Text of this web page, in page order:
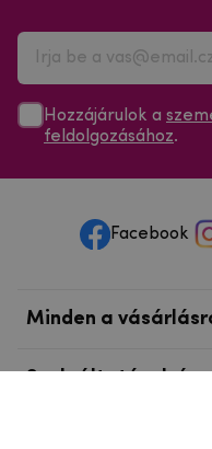
Hozzájárulok a
feldolgozásához.
Facebook
Minden a